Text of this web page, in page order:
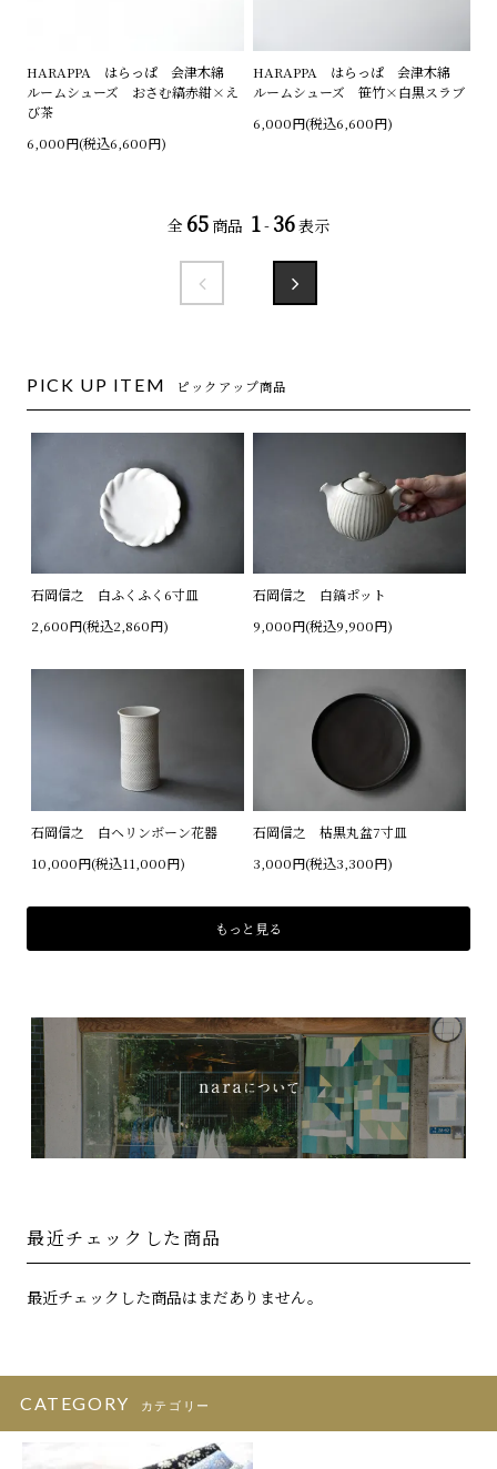
HARAPPA はらっぱ 会津木綿
ルームシューズ おさむ縞赤紺×え
び茶
6,000円(税込6,600円)
HARAPPA はらっぱ 会津木綿
ルームシューズ 笹竹×白黒スラブ
6,000円(税込6,600円)
全 65 商品 1- 36表示
PICK UP ITEM ピックアップ商品
石岡信之 白ふくふく6寸皿
2,600円(税込2,860円)
石岡信之 白鎬ポット
9,000円(税込9,900円)
石岡信之 白ヘリンボーン花器
10,000円(税込11,000円)
石岡信之 枯黒丸盆7寸皿
3,000円(税込3,300円)
もっと見る
最近チェックした商品
最近チェックした商品はまだありません。
CATEGORY カテゴリー